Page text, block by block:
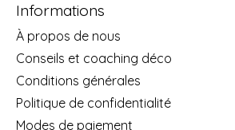
Informations
À propos de nous
Conseils et coaching déco
Conditions générales
Politique de confidentialité
Modes de paiement